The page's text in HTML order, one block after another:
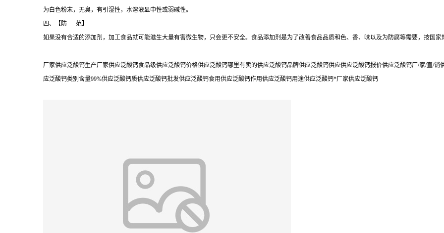
为白色粉末，无臭，有引湿性，水溶液显中性或弱碱性。
四、【防 范】
如果没有合适的添加剂，加工食品就可能滋生大量有害微生物，只会更不安全。食品添加剂是为了改善食品品质和色、香、味以及为防腐等需要，按国
厂家供应泛酸钙生产厂家供应泛酸钙食品级供应泛酸钙价格供应泛酸钙哪里有卖的供应泛酸钙品牌供应泛酸钙供应供应泛酸钙报价供应泛酸钙厂/家/直/
应泛酸钙类别含量99%供应泛酸钙质供应泛酸钙批发供应泛酸钙食用供应泛酸钙作用供应泛酸钙用途供应泛酸钙*厂家供应泛酸钙